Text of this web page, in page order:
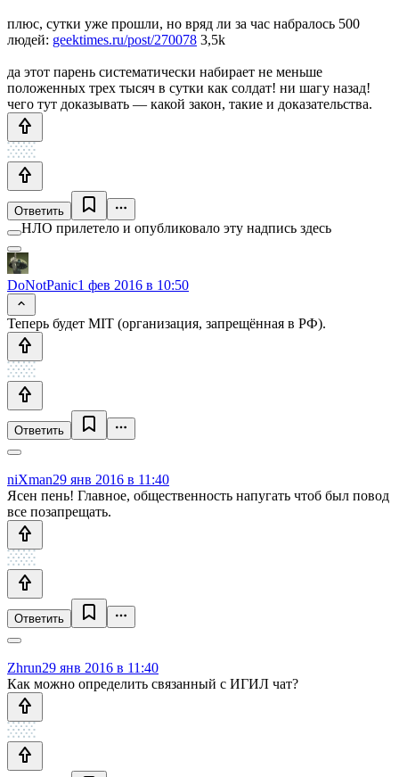
плюс, сутки уже прошли, но вряд ли за час набралось 500
людей: geektimes.ru/post/270078 3,5k
да этот парень систематически набирает не меньше
положенных трех тысяч в сутки как солдат! ни шагу назад!
чего тут доказывать — какой закон, такие и доказательства.
Ответить
НЛО прилетело и опубликовало эту надпись здесь
DoNotPanic1 фев 2016 в 10:50
Теперь будет MIT (организация, запрещённая в РФ).
Ответить
niXman29 янв 2016 в 11:40
Ясен пень! Главное, общественность напугать чтоб был повод
все позапрещать.
Ответить
Zhrun29 янв 2016 в 11:40
Как можно определить связанный с ИГИЛ чат?